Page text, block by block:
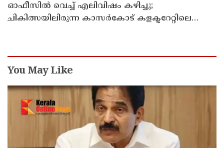
ഓഫീസില്‍ വെച്ച് എലിവിഷം കഴിച്ചു;
ചികിത്സയിലിരുന്ന കാസര്‍കോട് കളക്ടറേറ്റിലെ
You May Like